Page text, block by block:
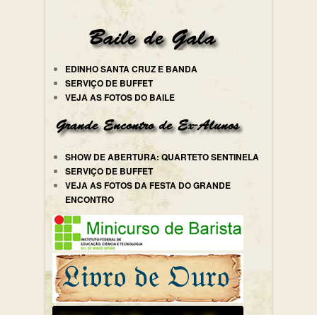
EDINHO SANTA CRUZ E BANDA
SERVIÇO DE BUFFET
VEJA AS FOTOS DO BAILE
SHOW DE ABERTURA: QUARTETO SENTINELA
SERVIÇO DE BUFFET
VEJA AS FOTOS DA FESTA DO GRANDE
ENCONTRO